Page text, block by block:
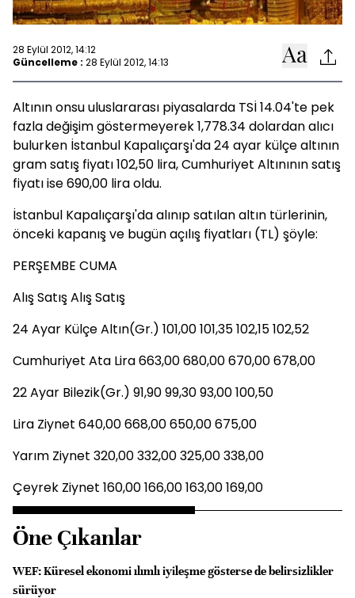
28 Eylül 2012, 14:12
Güncelleme : 28 Eylül 2012, 14:13
Altının onsu uluslararası piyasalarda TSİ 14.04'te pek
fazla değişim göstermeyerek 1,778.34 dolardan alıcı
bulurken İstanbul Kapalıçarşı'da 24 ayar külçe altının
gram satış fiyatı 102,50 lira, Cumhuriyet Altınının satış
fiyatı ise 690,00 lira oldu.
İstanbul Kapalıçarşı'da alınıp satılan altın türlerinin,
önceki kapanış ve bugün açılış fiyatları (TL) şöyle:
PERŞEMBE CUMA
Alış Satış Alış Satış
24 Ayar Külçe Altın(Gr.) 101,00 101,35 102,15 102,52
Cumhuriyet Ata Lira 663,00 680,00 670,00 678,00
22 Ayar Bilezik(Gr.) 91,90 99,30 93,00 100,50
Lira Ziynet 640,00 668,00 650,00 675,00
Yarım Ziynet 320,00 332,00 325,00 338,00
Çeyrek Ziynet 160,00 166,00 163,00 169,00
Öne Çıkanlar
WEF: Küresel ekonomi ılımlı iyileşme gösterse de belirsizlikler
sürüyor